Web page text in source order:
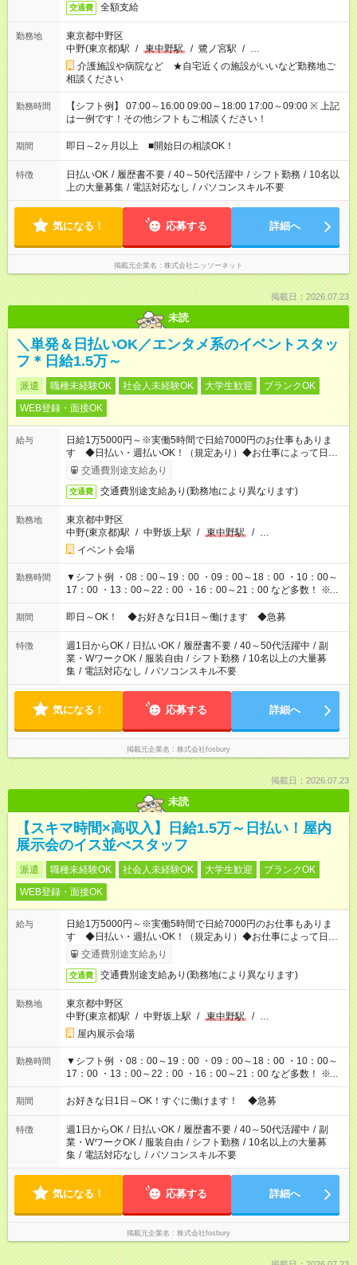
交通費 全額支給
勤務地
東京都中野区
中野(東京都)駅 / 東中野駅 / 鷺ノ宮駅 / …
介護施設や病院など ★自宅近くの施設がいいなど勤務地ご
相談ください
勤務時間
【シフト例】 07:00～16:00 09:00～18:00 17:00～09:00 ※ 上記
は一例です！その他シフトもご相談ください！
期間 即日～2ヶ月以上 ■開始日の相談OK！
特徴 日払いOK / 履歴書不要 / 40～50代活躍中 / シフト勤務 / 10名以
上の大量募集 / 電話対応なし / パソコンスキル不要
気になる！ 応募する 詳細へ
掲載元企業名 株式会社ニッソーネット
掲載日：2026.07.23
未読
＼単発＆日払いOK／エンタメ系のイベントスタッ
フ＊日給1.5万～
派遣 職種未経験OK 社会人未経験OK 大学生歓迎
ブランクOK
WEB登録・面接OK
給与
日給1万5000円～※実働5時間で日給7000円のお仕事もありま
す ◆日払い・週払いOK！（規定あり）◆お仕事によって日給も
異なります
交通費別途支給あり
交通費 交通費別途支給あり(勤務地により異なります)
勤務地
東京都中野区
中野(東京都)駅 / 中野坂上駅 / 東中野駅 / …
イベント会場
勤務時間
▼シフト例 ・08：00～19：00 ・09：00～18：00 ・10：00～
17：00 ・13：00～22：00 ・16：00～21：00 など多数！ ※お
仕事により勤務時間が異なります
期間 即日～OK！ ◆お好きな日1日～働けます ◆急募
特徴 週1日からOK / 日払いOK / 履歴書不要 / 40～50代活躍中 / 副
業・WワークOK / 服装自由 / シフト勤務 / 10名以上の大量募
集 / 電話対応なし / パソコンスキル不要
気になる！ 応募する 詳細へ
掲載元企業名 株式会社fosbury
掲載日：2026.07.23
未読
【スキマ時間×高収入】日給1.5万～日払い！屋内
展示会のイス並べスタッフ
派遣 職種未経験OK 社会人未経験OK 大学生歓迎
ブランクOK
WEB登録・面接OK
給与
日給1万5000円～※実働5時間で日給7000円のお仕事もありま
す ◆日払い・週払いOK！（規定あり）◆お仕事によって日給も
異なります
交通費別途支給あり
交通費 交通費別途支給あり(勤務地により異なります)
勤務地
東京都中野区
中野(東京都)駅 / 中野坂上駅 / 東中野駅 / …
屋内展示会場
勤務時間
▼シフト例 ・08：00～19：00 ・09：00～18：00 ・10：00～
17：00 ・13：00～22：00 ・16：00～21：00 など多数！ ※お
仕事により勤務時間が異なります
期間 お好きな日1日～OK！すぐに働けます！ ◆急募
特徴 週1日からOK / 日払いOK / 履歴書不要 / 40～50代活躍中 / 副
業・WワークOK / 服装自由 / シフト勤務 / 10名以上の大量募
集 / 電話対応なし / パソコンスキル不要
気になる！ 応募する 詳細へ
掲載元企業名 株式会社fosbury